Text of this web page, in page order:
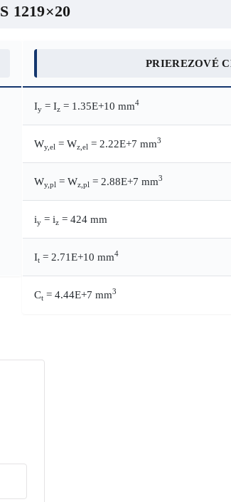
1219×20
PRIEREZOVÉ
Iy = Iz = 1.35E+10 mm4
Wy,el = Wz,el = 2.22E+7 mm3
Wy,pl = Wz,pl = 2.88E+7 mm3
iy = iz = 424 mm
It = 2.71E+10 mm4
Ct = 4.44E+7 mm3